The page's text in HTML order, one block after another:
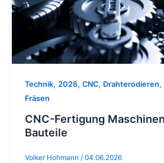
Technik, 2026, CNC, Drahterodieren,
Fräsen
CNC-Fertigung
Bauteile
Volker Hohmann / 04.06.2026